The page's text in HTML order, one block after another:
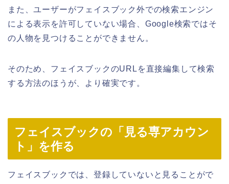
また、ユーザーがフェイスブック外での検索エンジン
による表示を許可していない場合、Google検索ではそ
の人物を見つけることができません。
そのため、フェイスブックのURLを直接編集して検索
する方法のほうが、より確実です。
フェイスブックの「見る専アカウン
ト」を作る
フェイスブックでは、登録していないと見ることがで